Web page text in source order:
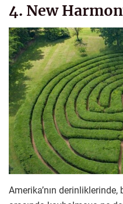
4. New
Amerika’nın derinliklerinde,